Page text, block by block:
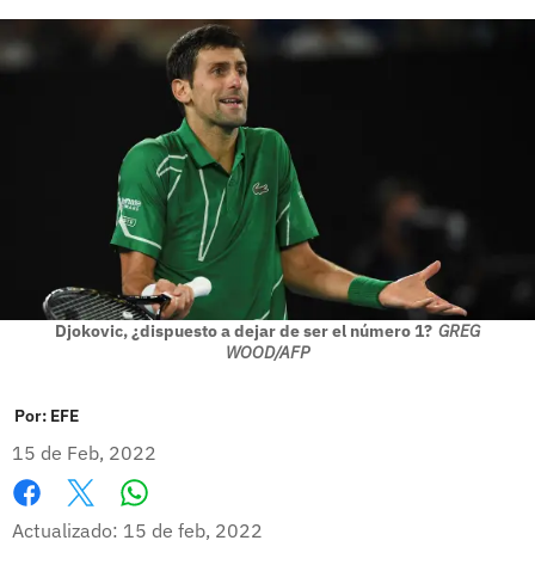
Djokovic, ¿dispuesto a dejar de ser el número 1? GREG
WOOD/AFP
Por: EFE
15 de Feb, 2022
Facebook
X
Actualizado: 15 de feb, 2022